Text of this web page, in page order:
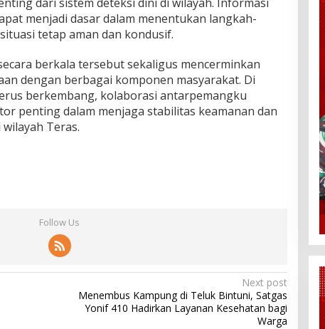
menjadi dasar dalam menentukan langkah-
tetap aman dan kondusif.
berkala tersebut sekaligus mencerminkan
dengan berbagai komponen masyarakat. Di
berkembang, kolaborasi antarpemangku
penting dalam menjaga stabilitas keamanan dan
Teras.
Follow Us
Next post
Menembus Kampung di Teluk Bintuni, Satgas
Yonif 410 Hadirkan Layanan Kesehatan bagi
Warga